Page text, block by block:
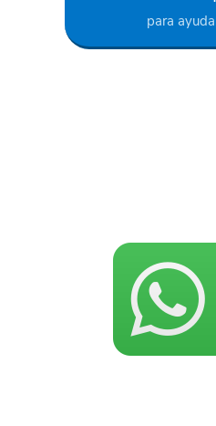
para